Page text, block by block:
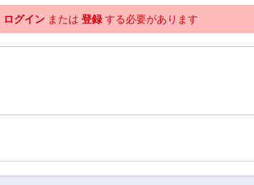
ログイン または 登録する必要があります